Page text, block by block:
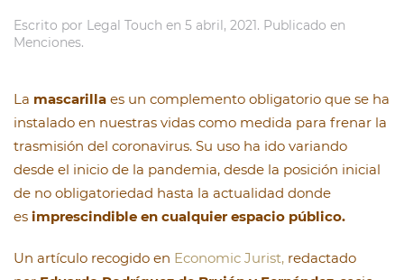
Escrito por Legal Touch en 5 abril, 2021. Publicado en
Menciones.
La mascarilla es un complemento obligatorio que se ha
instalado en nuestras vidas como medida para frenar la
trasmisión del coronavirus. Su uso ha ido variando
desde el inicio de la pandemia, desde la posición inicial
de no obligatoriedad hasta la actualidad donde
es imprescindible en cualquier espacio público.
Un artículo recogido en Economic Jurist, redactado